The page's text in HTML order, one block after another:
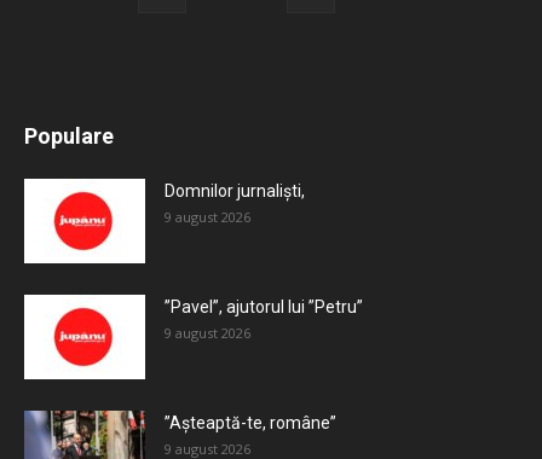
Populare
Domnilor jurnaliști,
9 august 2026
”Pavel”, ajutorul lui ”Petru”
9 august 2026
”Așteaptă-te, române”
9 august 2026